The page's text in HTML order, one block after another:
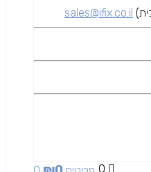
sales@ifix.co.il
0